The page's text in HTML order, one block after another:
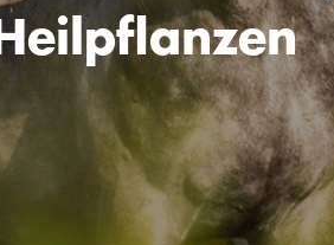
Heilpflanzen